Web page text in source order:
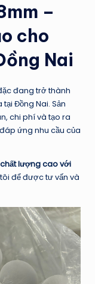
–
cho
Nai
đang trở thành
Đồng Nai. Sản
chi phí và tạo ra
ứng nhu cầu của
lượng cao với
để được tư vấn và